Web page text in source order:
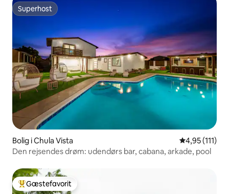
Superhost
Superhost
Bolig i Chula Vista 4,95 ud af 5 i
4,95 (111)
Den rejsendes drøm: udendørs bar, cabana, arkade, pool
Bedste gæstefavorit
Gæstefavorit